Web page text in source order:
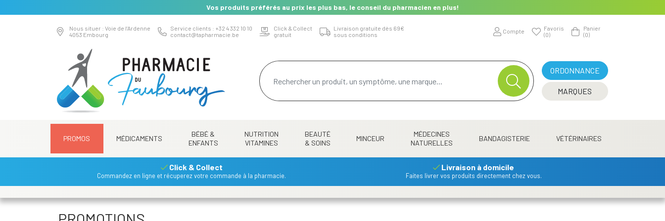
Vos produits préférés au prix les plus bas, le conseil du pharmacien en plus!
Nous situer : Voie de l’Ardenne
4053 Embourg
Service clients : +32 4 332 10 10
contact@tapharmacie.be
Click & Collect
gratuit
Livraison gratuite dès 69€
sous conditions
Compte
Favoris
(0)
Panier
(0)
ORDONNANCE
MARQUES
PROMOS MÉDICAMENTS
BÉBÉ &
ENFANTS
NUTRITION
VITAMINES
BEAUTÉ
& SOINS
MINCEUR
MÉDECINES
NATURELLES
BANDAGISTERIE VÉTÉRINAIRES
Click & Collect
Commandez en ligne et récuperez votre commande à la pharmacie.
Livraison à domicile
Faites livrer vos produits directement chez vous.